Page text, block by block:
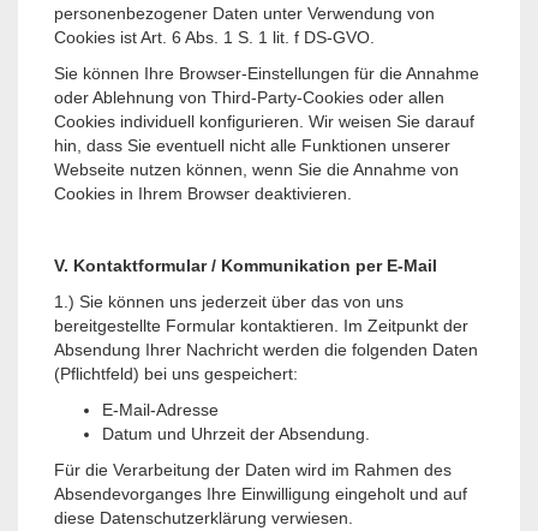
personenbezogener Daten unter Verwendung von
Cookies ist Art. 6 Abs. 1 S. 1 lit. f DS-GVO.
Sie können Ihre Browser-Einstellungen für die Annahme
oder Ablehnung von Third-Party-Cookies oder allen
Cookies individuell konfigurieren. Wir weisen Sie darauf
hin, dass Sie eventuell nicht alle Funktionen unserer
Webseite nutzen können, wenn Sie die Annahme von
Cookies in Ihrem Browser deaktivieren.
V. Kontaktformular / Kommunikation per E-Mail
1.) Sie können uns jederzeit über das von uns
bereitgestellte Formular kontaktieren. Im Zeitpunkt der
Absendung Ihrer Nachricht werden die folgenden Daten
(Pflichtfeld) bei uns gespeichert:
E-Mail-Adresse
Datum und Uhrzeit der Absendung.
Für die Verarbeitung der Daten wird im Rahmen des
Absendevorganges Ihre Einwilligung eingeholt und auf
diese Datenschutzerklärung verwiesen.